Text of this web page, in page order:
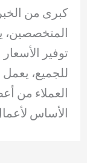
كبرى من
المتخصصين،
توفير
للجميع،
العملاء من
الأساس